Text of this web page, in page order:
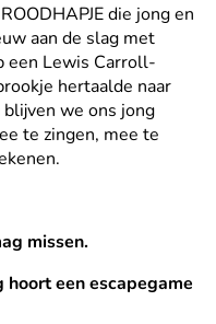
die jong en
aan de slag met
een Lewis Carroll-
hertaalde naar
we ons jong
te zingen, mee te
missen.
een escapegame